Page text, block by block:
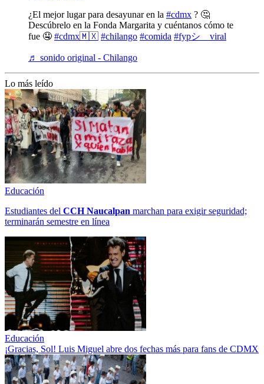
¿El mejor lugar para desayunar en la #cdmx ? 🤔
Descúbrelo en la Fonda Margarita y cuéntanos cómo te
fue 🤤 #cdmx🇲🇽 #chilango #comida #fypシ゚viral
♬ sonido original - Chilango
Lo más leído
Educación
Estudiantes del CCH Naucalpan marchan para exigir seguridad;
terminarán semestre en línea
Educación
¡Gracias, Sol! Luis Miguel abre dos fechas más para fans de CDMX